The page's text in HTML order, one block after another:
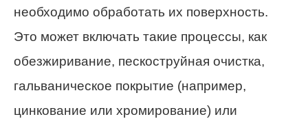
необходимо обработать их поверхность.
Это может включать такие процессы, как
обезжиривание, пескоструйная очистка,
гальваническое покрытие (например,
цинкование или хромирование) или